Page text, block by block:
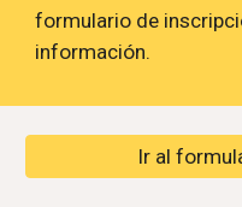
formulario de
información.
Ir al